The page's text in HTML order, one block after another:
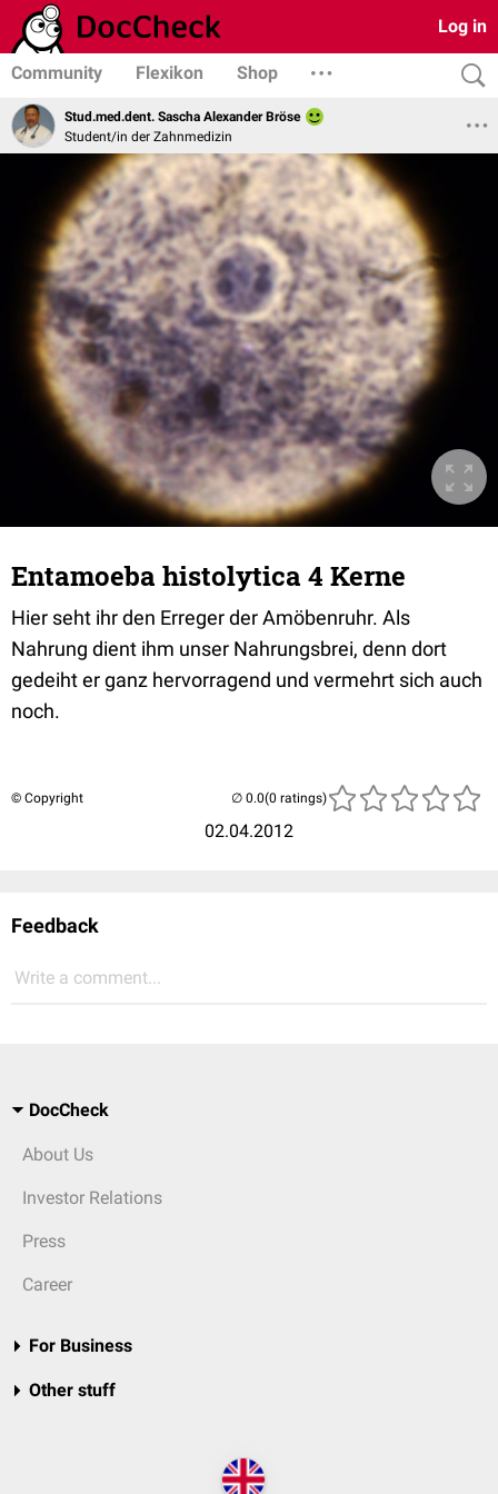
Log in
Community Flexikon Shop
Stud.med.dent. Sascha Alexander Bröse
Student/in der Zahnmedizin
Entamoeba histolytica 4 Kerne
Hier seht ihr den Erreger der Amöbenruhr. Als
Nahrung dient ihm unser Nahrungsbrei, denn dort
gedeiht er ganz hervorragend und vermehrt sich auch
noch.
© Copyright
02.04.2012
(0 ratings)
Feedback
Write a comment...
DocCheck
About Us
Investor Relations
Press
Career
For Business
Other stuff